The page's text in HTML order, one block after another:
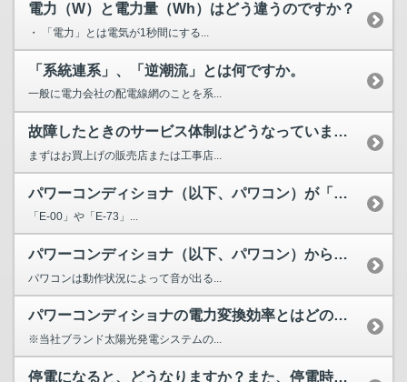
電力（W）と電力量（Wh）はどう違うのですか？
・ 「電力」とは電気が1秒間にする...
「系統連系」、「逆潮流」とは何ですか。
一般に電力会社の配電線網のことを系...
故障したときのサービス体制はどうなっていますか？
まずはお買上げの販売店または工事店...
パワーコンディショナ（以下、パワコン）が「E-〇〇」（〇は...
「E-00」や「E-73」...
パワーコンディショナ（以下、パワコン）から音が鳴りますが異...
パワコンは動作状況によって音が出る...
パワーコンディショナの電力変換効率とはどのようなものですか？
※当社ブランド太陽光発電システムの...
停電になると、どうなりますか？また、停電時にも電気は使える...